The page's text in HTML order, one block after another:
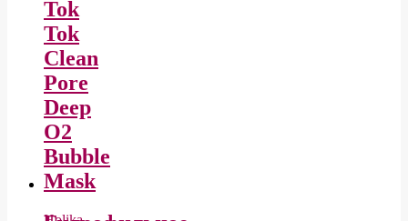
Tok
Tok
Clean
Pore
Deep
O2
Bubble
Mask